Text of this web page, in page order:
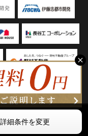
詳細条件を変更